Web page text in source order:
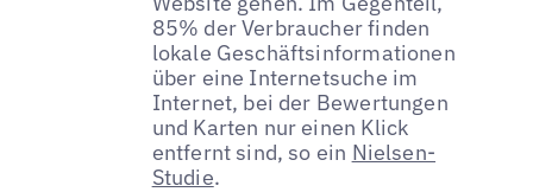
85% der Verbraucher finden
lokale Geschäftsinformationen
über eine Internetsuche im
Internet, bei der Bewertungen
und Karten nur einen Klick
entfernt sind, so ein Nielsen-
Studie.